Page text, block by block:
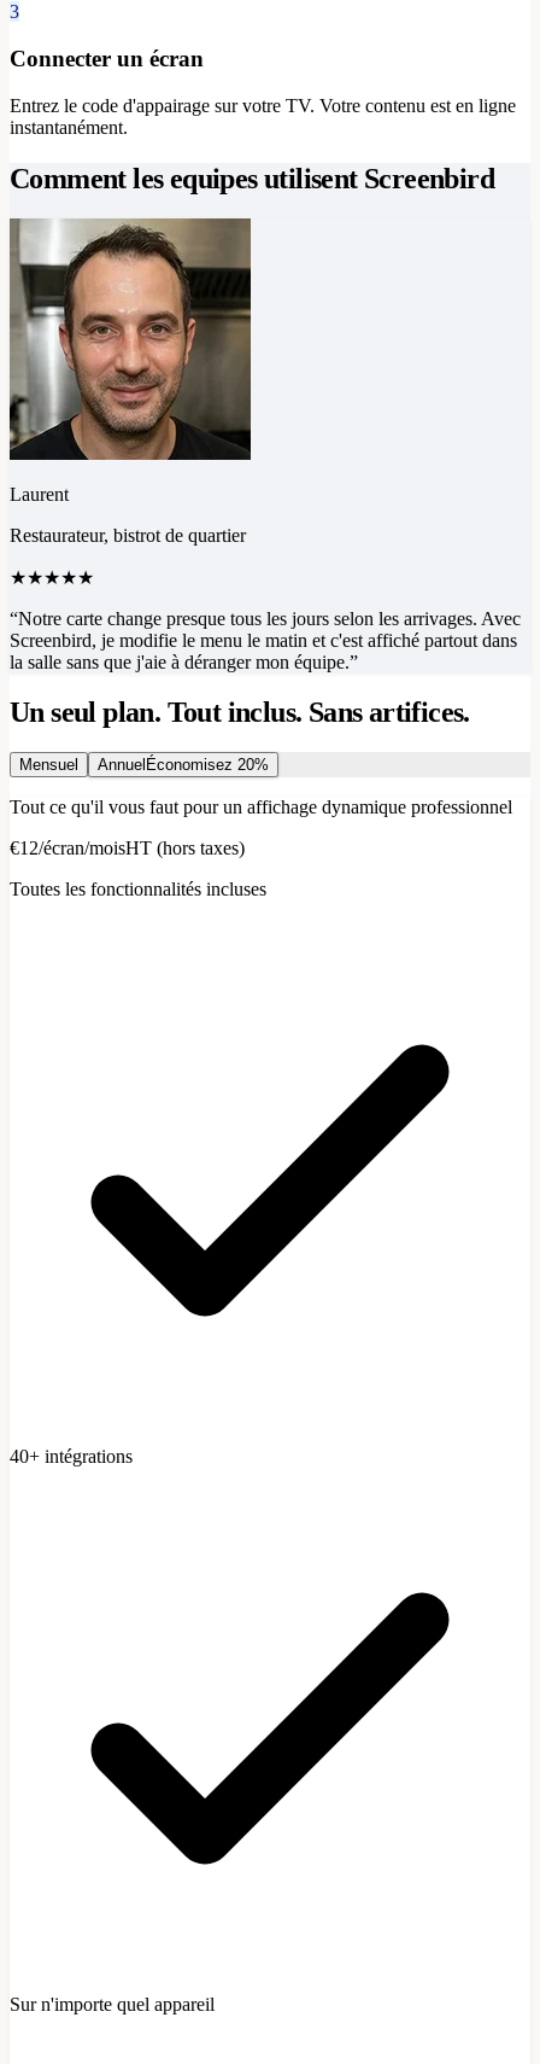
3
Connecter un écran
Entrez le code d'appairage sur votre TV. Votre contenu est en ligne
instantanément.
Comment les equipes utilisent Screenbird
Laurent
Restaurateur, bistrot de quartier
★★★★★
“Notre carte change presque tous les jours selon les arrivages. Avec
Screenbird, je modifie le menu le matin et c'est affiché partout dans
la salle sans que j'aie à déranger mon équipe.”
Un seul plan. Tout inclus. Sans artifices.
Mensuel Annuel Économisez 20%
Tout ce qu'il vous faut pour un affichage dynamique professionnel
€12/écran/moisHT (hors taxes)
Toutes les fonctionnalités incluses
40+ intégrations
Sur n'importe quel appareil